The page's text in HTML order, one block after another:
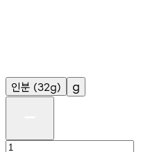
인분 (32g) g